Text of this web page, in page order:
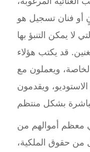
أو فنان تسجيل هو
لا يمكن التنبؤ بها
قد يكتب هؤلاء
ويعملون مع
ويقدمون
معظم أموالهم من
من حقوق الملكية،